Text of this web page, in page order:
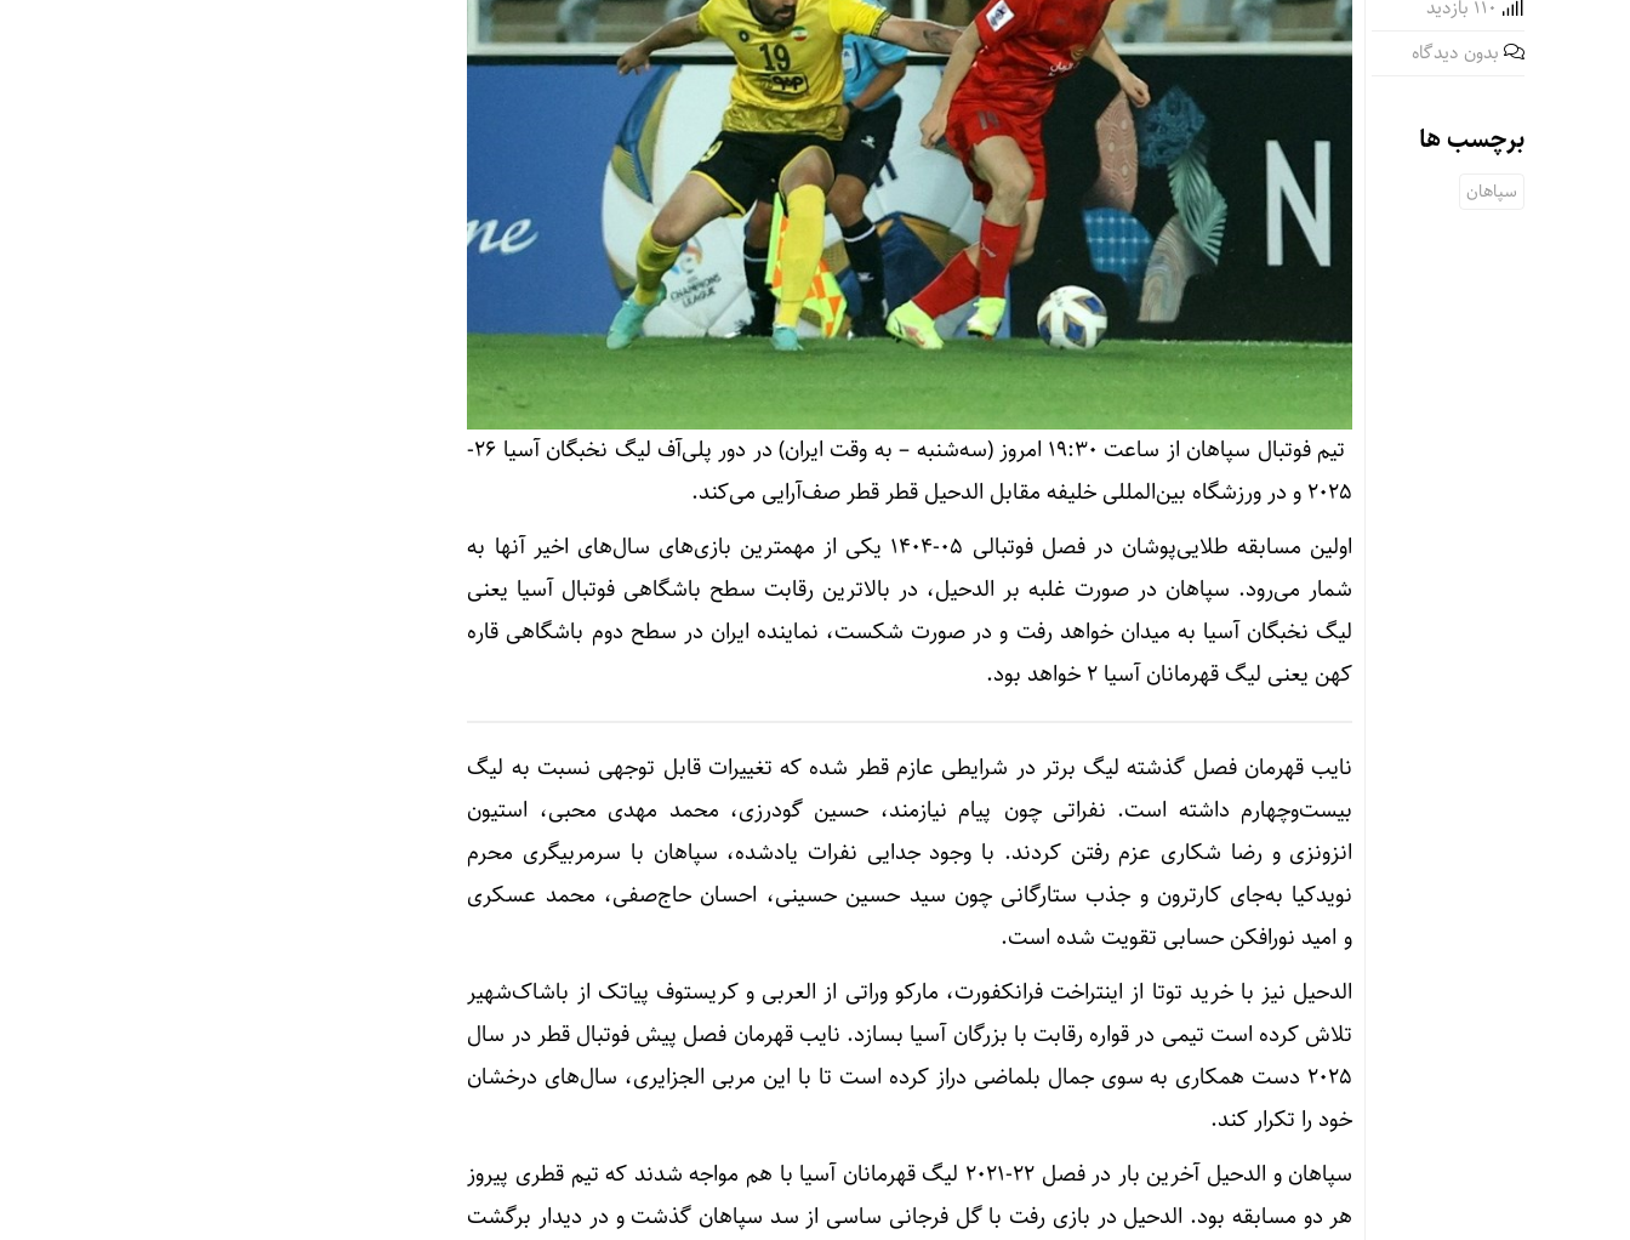
بدون دیدگاه
برچسب ها
سپاهان
تیم فوتبال سپاهان از ساعت 19:30 امروز (سه‌شنبه – به وقت ایران) در دور پلی‌آف لیگ نخبگان آسیا 26-
2025 و در ورزشگاه بین‌المللی خلیفه مقابل الدحیل قطر قطر صف‌آرایی می‌کند.
اولین مسابقه طلایی‌پوشان در فصل فوتبالی 05-1404 یکی از مهمترین بازی‌های سال‌های اخیر آنها به
شمار می‌رود. سپاهان در صورت غلبه بر الدحیل، در بالاترین رقابت سطح باشگاهی فوتبال آسیا یعنی
لیگ نخبگان آسیا به میدان خواهد رفت و در صورت شکست، نماینده ایران در سطح دوم باشگاهی قاره
کهن یعنی لیگ قهرمانان آسیا 2 خواهد بود.
نایب قهرمان فصل گذشته لیگ برتر در شرایطی عازم قطر شده که تغییرات قابل توجهی نسبت به لیگ
بیست‌وچهارم داشته است. نفراتی چون پیام نیازمند، حسین گودرزی، محمد مهدی محبی، استیون
انزونزی و رضا شکاری عزم رفتن کردند. با وجود جدایی نفرات یادشده، سپاهان با سرمربیگری محرم
نویدکیا به‌جای کارترون و جذب ستارگانی چون سید حسین حسینی، احسان حاج‌صفی، محمد عسکری
و امید نورافکن حسابی تقویت شده است.
الدحیل نیز با خرید توتا از اینتراخت فرانکفورت، مارکو وراتی از العربی و کریستوف پیاتک از باشاک‌شهیر
تلاش کرده است تیمی در قواره رقابت با بزرگان آسیا بسازد. نایب قهرمان فصل پیش فوتبال قطر در سال
2025 دست همکاری به سوی جمال بلماضی دراز کرده است تا با این مربی الجزایری، سال‌های درخشان
خود را تکرار کند.
سپاهان و الدحیل آخرین بار در فصل 22-2021 لیگ قهرمانان آسیا با هم مواجه شدند که تیم قطری پیروز
هر دو مسابقه بود. الدحیل در بازی رفت با گل فرجانی ساسی از سد سپاهان گذشت و در دیدار برگشت